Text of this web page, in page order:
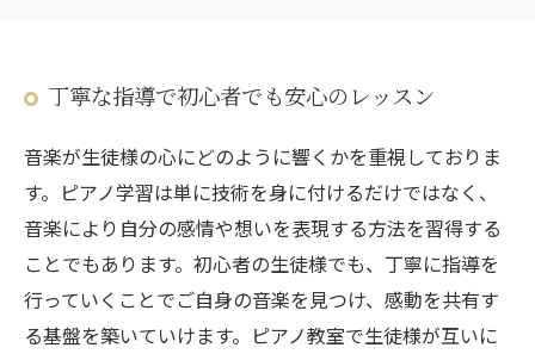
丁寧な指導で初心者でも安心のレッスン
音楽が生徒様の心にどのように響くかを重視しておりま
す。ピアノ学習は単に技術を身に付けるだけではなく、
音楽により自分の感情や想いを表現する方法を習得する
ことでもあります。初心者の生徒様でも、丁寧に指導を
行っていくことでご自身の音楽を見つけ、感動を共有す
る基盤を築いていけます。ピアノ教室で生徒様が互いに